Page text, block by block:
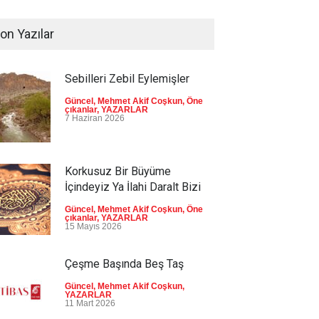
Yazılar
Sebilleri Zebil Eylemişler
Güncel , Mehmet Akif Coşkun, Öne
çıkanlar, YAZARLAR
7 Haziran 2026
Korkusuz Bir Büyüme
İçindeyiz Ya İlahi Daralt Bizi
Güncel , Mehmet Akif Coşkun, Öne
çıkanlar, YAZARLAR
15 Mayıs 2026
Çeşme Başında Beş Taş
Güncel , Mehmet Akif Coşkun,
YAZARLAR
11 Mart 2026